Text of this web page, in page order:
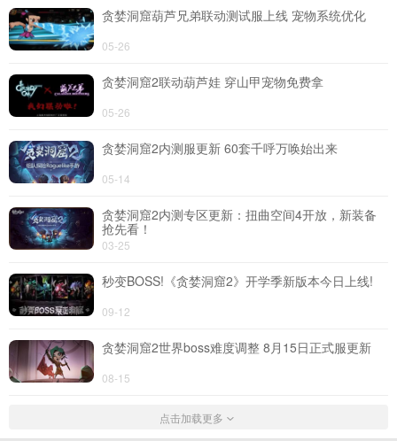
热门
贪婪洞窟葫芦兄弟联动测试服上线 宠物系统优化
05-26
贪婪洞窟2联动葫芦娃 穿山甲宠物免费拿
05-26
贪婪洞窟2内测服更新 60套千呼万唤始出来
05-14
贪婪洞窟2内测专区更新：扭曲空间4开放，新装备
抢先看！
03-25
秒变BOSS!《贪婪洞窟2》开学季新版本今日上线!
09-12
贪婪洞窟2世界boss难度调整 8月15日正式服更新
08-15
点击加载更多